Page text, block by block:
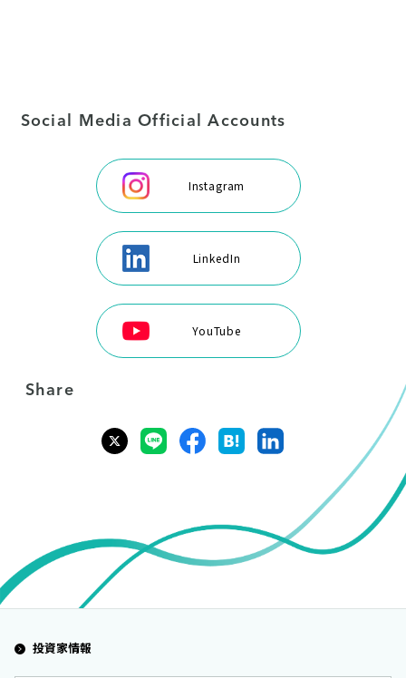
Social Media Official Accounts
Instagram
LinkedIn
YouTube
Share
投資家情報